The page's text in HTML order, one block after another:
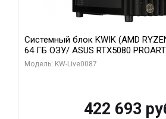
Системный блок KWIK (AMD
64 ГБ ОЗУ/ ASUS RTX5080
256bit Type-C DP 2/ 1 ТБ SSD)
Модель: KW-Live0087
422 693